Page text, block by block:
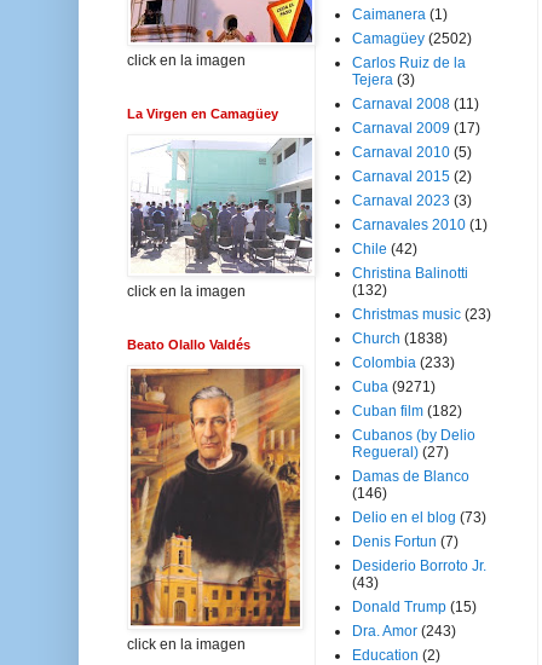
click en la imagen
La Virgen en Camagüey
click en la imagen
Beato Olallo Valdés
click en la imagen
Caimanera (1)
Camagüey (2502)
Carlos Ruiz de la
Tejera (3)
Carnaval 2008 (11)
Carnaval 2009 (17)
Carnaval 2010 (5)
Carnaval 2015 (2)
Carnaval 2023 (3)
Carnavales 2010 (1)
Chile (42)
Christina Balinotti
(132)
Christmas music (23)
Church (1838)
Colombia (233)
Cuba (9271)
Cuban film (182)
Cubanos (by Delio
Regueral) (27)
Damas de Blanco
(146)
Delio en el blog (73)
Denis Fortun (7)
Desiderio Borroto Jr.
(43)
Donald Trump (15)
Dra. Amor (243)
Education (2)